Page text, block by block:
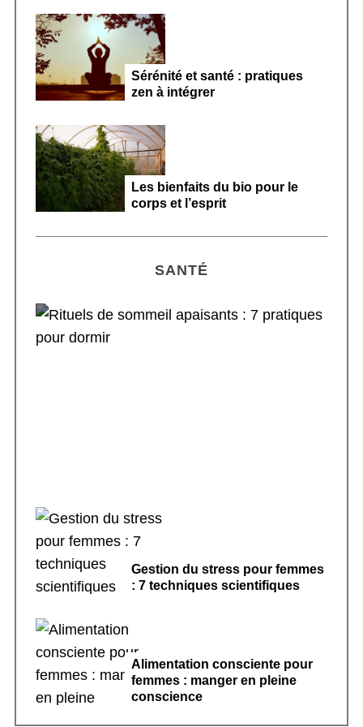
Sérénité et santé : pratiques
zen à intégrer
Les bienfaits du bio pour le
corps et l’esprit
SANTÉ
Gestion du stress pour femmes
: 7 techniques scientifiques
Alimentation consciente pour
femmes : manger en pleine
conscience